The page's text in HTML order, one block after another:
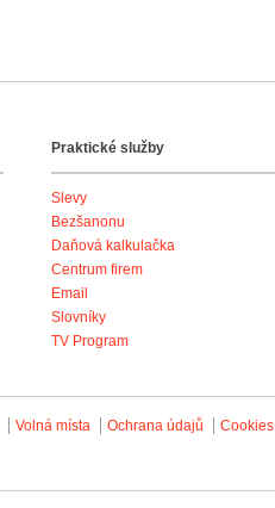
Praktické služby
Slevy
Bezšanonu
Daňová kalkulačka
Centrum firem
Email
Slovníky
TV Program
Volná místa Ochrana údajů Cookies